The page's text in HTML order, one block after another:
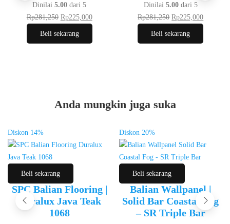
Dinilai5.00 dari 5
Rp281,250 Rp225,000
Beli sekarang
Dinilai 5.00dari 5
Rp281,250 Rp225,000
Beli sekarang
Anda mungkin juga suka
Diskon 14%
Beli sekarang
SPC Balian Flooring |
Duralux Java Teak
1068
Diskon 20%
Beli sekarang
Balian Wallpanel |
Solid Bar Coastal Fog
– SR Triple Bar